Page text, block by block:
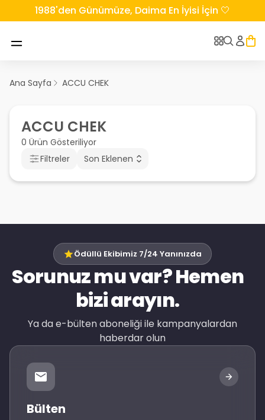
1988'den Günümüze, Daima En İyisi İçin 🤍
Ana Sayfa ACCU CHEK
ACCU CHEK
0 Ürün Gösteriliyor
Filtreler
Son Eklenen
Ödüllü Ekibimiz 7/24 Yanınızda
Sorunuz mu var? Hemen
bizi arayın.
Ya da e-bülten aboneliği ile kampanyalardan
haberdar olun
Bülten